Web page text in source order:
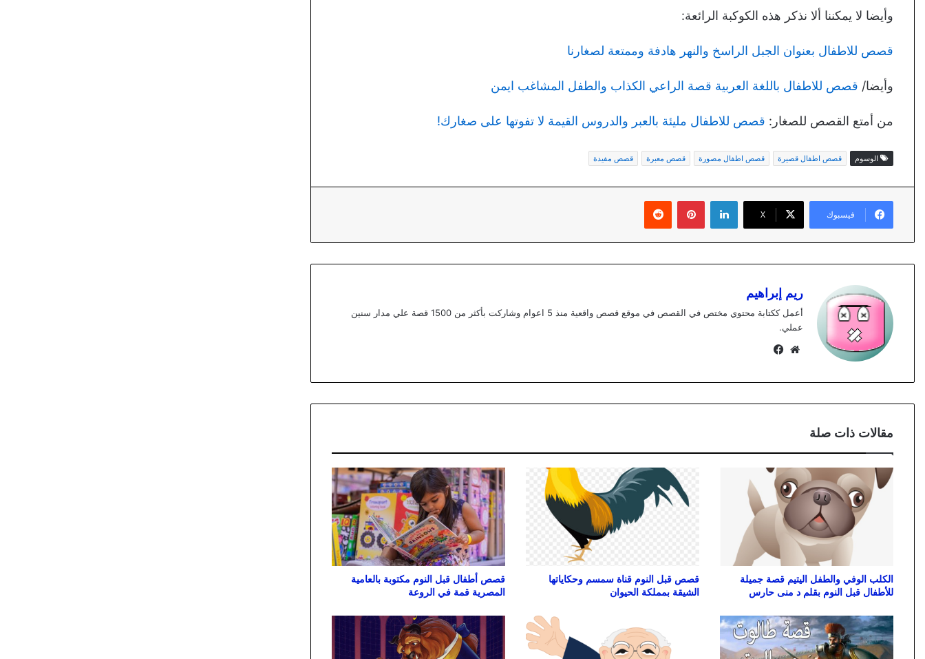
وأيضا لا يمكننا ألا نذكر هذه الكوكبة الرائعة:
قصص للاطفال بعنوان الجبل الراسخ والنهر هادفة وممتعة لصغارنا
وأيضا/ قصص للاطفال باللغة العربية قصة الراعي الكذاب والطفل المشاغب ايمن
من أمتع القصص للصغار: قصص للاطفال مليئة بالعبر والدروس القيمة لا تفوتها على صغارك!
الوسوم قصص اطفال قصيرة قصص اطفال مصورة قصص معبرة قصص مفيدة
فيسبوك X
لينكدإن بينتيريست
ريم إبراهيم
أعمل ككتابة محتوي مختص في القصص في موقع قصص واقعية منذ 5 اعوام وشاركت بأكثر من 1500 قصة علي مدار سنين
عملي.
موقع
مقالات ذات صلة
الكلب الوفي والطفل اليتيم قصة جميلة
للأطفال قبل النوم بقلم د منى حارس
قصص قبل النوم قناة سمسم وحكاياتها
الشيقة بمملكة الحيوان
قصص أطفال قبل النوم مكتوبة بالعامية
المصرية قمة في الروعة